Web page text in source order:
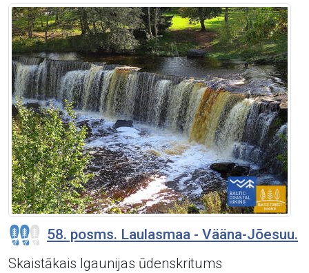
58. posms. Laulasmaa - Vääna-Jõesuu.
Skaistākais Igaunijas ūdenskritums